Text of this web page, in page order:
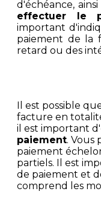
d'échéance,
effectuer le
important
paiement de la
retard ou des
Il est possible
facture en
il est important d'
paiement. Vous
paiement
partiels. Il est
de paiement et
comprend les